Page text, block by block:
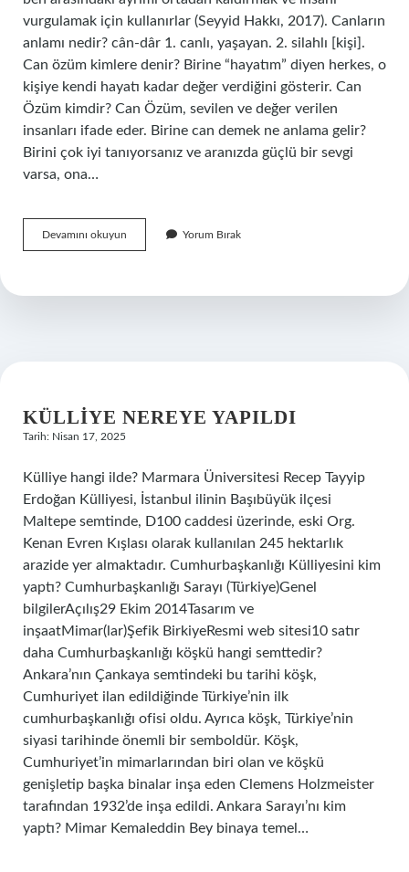
vurgulamak için kullanırlar (Seyyid Hakkı, 2017). Canların
anlamı nedir? cân-dâr 1. canlı, yaşayan. 2. silahlı [kişi].
Can özüm kimlere denir? Birine “hayatım” diyen herkes, o
kişiye kendi hayatı kadar değer verdiğini gösterir. Can
Özüm kimdir? Can Özüm, sevilen ve değer verilen
insanları ifade eder. Birine can demek ne anlama gelir?
Birini çok iyi tanıyorsanız ve aranızda güçlü bir sevgi
varsa, ona…
Devamını okuyun
Canlar
Yorum Bırak
KÜLLIYE NEREYE YAPILDI
Tarih: Nisan 17, 2025
Külliye hangi ilde? Marmara Üniversitesi Recep Tayyip
Erdoğan Külliyesi, İstanbul ilinin Başıbüyük ilçesi
Maltepe semtinde, D100 caddesi üzerinde, eski Org.
Kenan Evren Kışlası olarak kullanılan 245 hektarlık
arazide yer almaktadır. Cumhurbaşkanlığı Külliyesini kim
yaptı? Cumhurbaşkanlığı Sarayı (Türkiye)Genel
bilgilerAçılış29 Ekim 2014Tasarım ve
inşaatMimar(lar)Şefik BirkiyeResmi web sitesi10 satır
daha Cumhurbaşkanlığı köşkü hangi semttedir?
Ankara’nın Çankaya semtindeki bu tarihi köşk,
Cumhuriyet ilan edildiğinde Türkiye’nin ilk
cumhurbaşkanlığı ofisi oldu. Ayrıca köşk, Türkiye’nin
siyasi tarihinde önemli bir semboldür. Köşk,
Cumhuriyet’in mimarlarından biri olan ve köşkü
genişletip başka binalar inşa eden Clemens Holzmeister
tarafından 1932’de inşa edildi. Ankara Sarayı’nı kim
yaptı? Mimar Kemaleddin Bey binaya temel…